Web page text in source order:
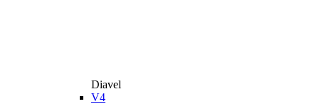
Diavel
V4